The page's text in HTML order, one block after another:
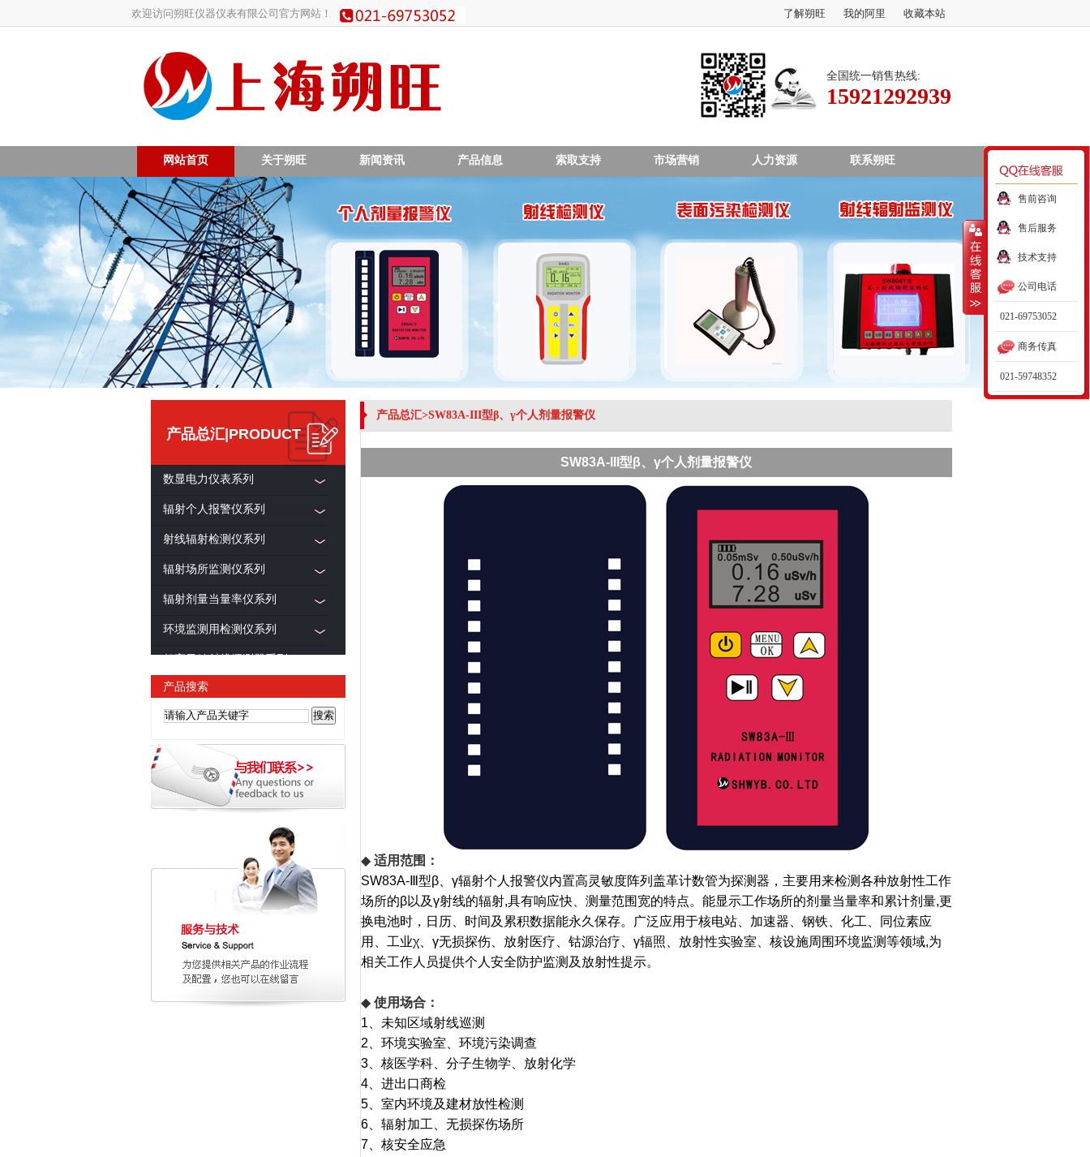
欢迎访问朔旺仪器仪表有限公司官方网站！ 了解朔旺 我的阿里 收藏本站
全国统一销售热线:
15921292939
网站首页 关于朔旺 新闻资讯 产品信息 索取支持 市场营销 人力资源 联系朔旺
产品总汇|PRODUCT
数显电力仪表系列
辐射个人报警仪系列
射线辐射检测仪系列
辐射场所监测仪系列
辐射剂量当量率仪系列
环境监测用检测仪系列
产品搜索
产品总汇>SW83A-III型β、γ个人剂量报警仪
SW83A-III型β、γ个人剂量报警仪
◆适用范围：
SW83A-Ⅲ型β、γ辐射个人报警仪内置高灵敏度阵列盖革计数管为探测器，主要用来检测各种放射性工作
场所的β以及γ射线的辐射,具有响应快、测量范围宽的特点。能显示工作场所的剂量当量率和累计剂量,更
换电池时，日历、时间及累积数据能永久保存。广泛应用于核电站、加速器、钢铁、化工、同位素应
用、工业χ、γ无损探伤、放射医疗、钴源治疗、γ辐照、放射性实验室、核设施周围环境监测等领域,为
相关工作人员提供个人安全防护监测及放射性提示。
◆ 使用场合：
1、未知区域射线巡测
2、环境实验室、环境污染调查
3、核医学科、分子生物学、放射化学
4、进出口商检
5、室内环境及建材放性检测
6、辐射加工、无损探伤场所
7、核安全应急
售前咨询
售后服务
技术支持
公司电话
021-69753052
商务传真
021-59748352